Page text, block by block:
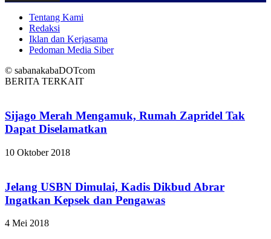
Tentang Kami
Redaksi
Iklan dan Kerjasama
Pedoman Media Siber
© sabanakabaDOTcom
BERITA TERKAIT
Sijago Merah Mengamuk, Rumah Zapridel Tak
Dapat Diselamatkan
10 Oktober 2018
Jelang USBN Dimulai, Kadis Dikbud Abrar
Ingatkan Kepsek dan Pengawas
4 Mei 2018